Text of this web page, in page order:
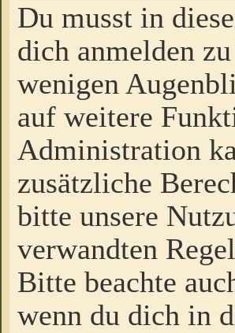
Du musst in
dich anmelden
wenigen
auf weitere
Administration
zusätzliche
bitte unsere
verwandten
Bitte beachte
wenn du dich in